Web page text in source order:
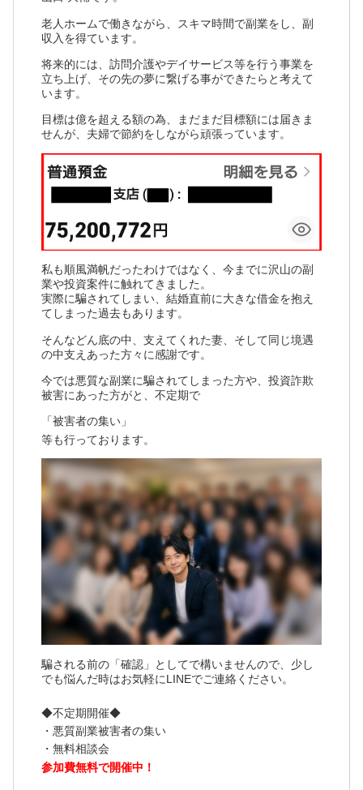
老人ホームで働きながら、スキマ時間で副業をし、副
収入を得ています。
将来的には、訪問介護やデイサービス等を行う事業を
立ち上げ、その先の夢に繋げる事ができたらと考えて
います。
目標は億を超える額の為、まだまだ目標額には届きま
せんが、夫婦で節約をしながら頑張っています。
私も順風満帆だったわけではなく、今までに沢山の副
業や投資案件に触れてきました。
実際に騙されてしまい、結婚直前に大きな借金を抱え
てしまった過去もあります。
そんなどん底の中、支えてくれた妻、そして同じ境遇
の中支えあった方々に感謝です。
今では悪質な副業に騙されてしまった方や、投資詐欺
被害にあった方がと、不定期で
「被害者の集い」
等も行っております。
騙される前の「確認」としてで構いませんので、少し
でも悩んだ時はお気軽にLINEでご連絡ください。
◆不定期開催◆
・悪質副業被害者の集い
・無料相談会
参加費無料で開催中！